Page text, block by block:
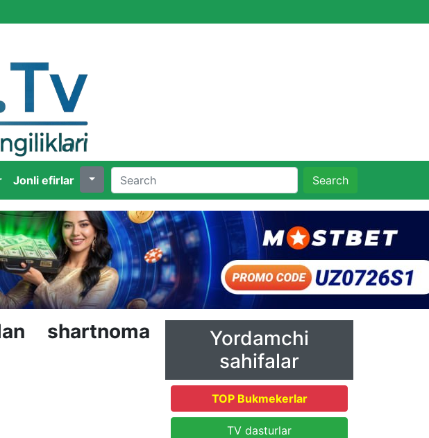
Jonli efirlar Search
shartnoma
Yordamchi
sahifalar
TOP Bukmekerlar
TV dasturlar